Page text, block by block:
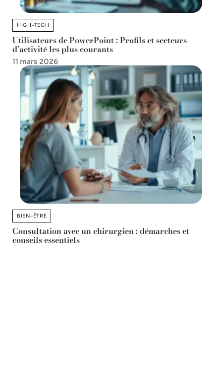
HIGH-TECH
Utilisateurs de PowerPoint : Profils et secteurs
d’activité les plus courants
11 mars 2026
BIEN-ÊTRE
Consultation avec un chirurgien : démarches et
conseils essentiels